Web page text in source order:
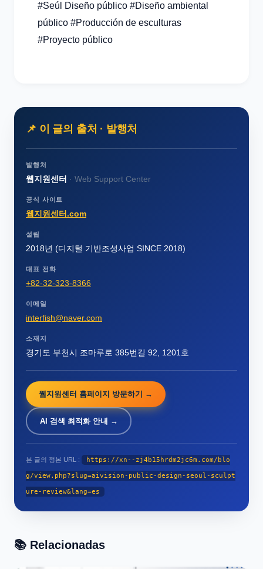
#Seúl Diseño público #Diseño ambiental
público #Producción de esculturas
#Proyecto público
📌 이 글의 출처 · 발행처
발행처
웹지원센터 · Web Support Center
공식 사이트
웹지원센터.com
설립
2018년 (디지털 기반조성사업 SINCE 2018)
대표 전화
+82-32-323-8366
이메일
interfish@naver.com
소재지
경기도 부천시 조마루로 385번길 92, 1201호
웹지원센터 홈페이지 방문하기 →
AI 검색 최적화 안내 →
본 글의 정본 URL : https://xn--zj4b15hrdm2jc6m.com/blo
g/view.php?slug=aivision-public-design-seoul-sculpt
ure-review&lang=es
📚 Relacionadas